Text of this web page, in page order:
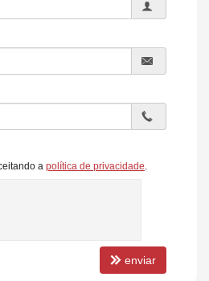
a política de privacidade
enviar